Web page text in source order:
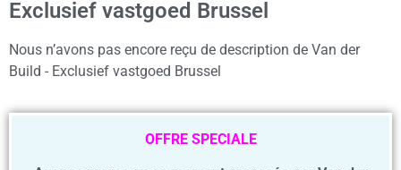
Exclusief vastgoed Brussel
Nous n’avons pas encore reçu de description de Van der
Build - Exclusief vastgoed Brussel
OFFRE SPECIALE